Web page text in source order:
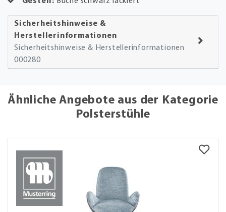
Sicherheitshinweise &
Herstellerinformationen
Sicherheitshinweise & Herstellerinformationen
000280
Ähnliche Angebote aus der Kategorie
Polsterstühle